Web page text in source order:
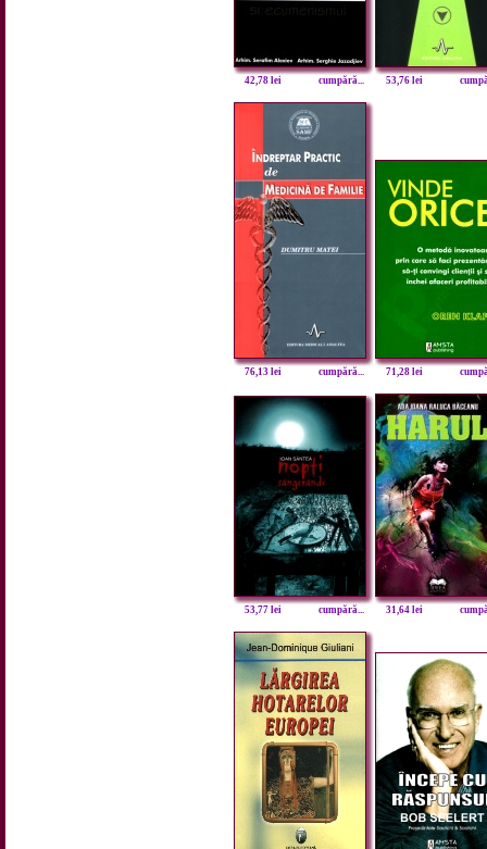
42,78 lei cumpără... 53,76 lei
76,13 lei cumpără... 71,28 lei
53,77 lei cumpără... 31,64 lei